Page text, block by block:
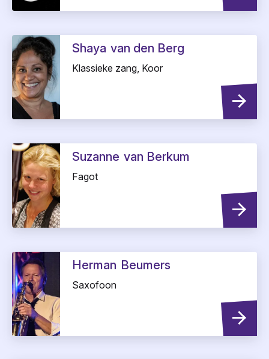
Shaya van den Berg
Klassieke zang, Koor
Suzanne van Berkum
Fagot
Herman Beumers
Saxofoon